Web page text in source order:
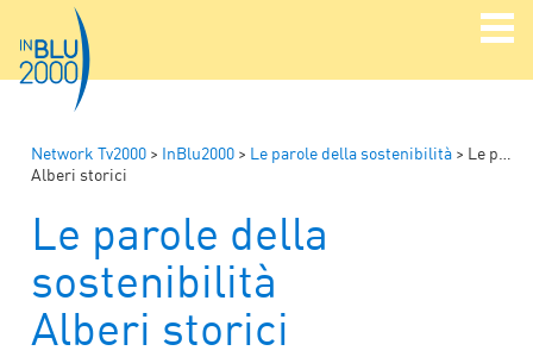
Network Tv2000 > InBlu2000 > Le parole della sostenibilità > Le parole della sostenibilità
Alberi storici
Le parole della
sostenibilità
Alberi storici